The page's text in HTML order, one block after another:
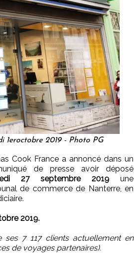
1eroctobre 2019 - Photo PG
Cook France a annoncé dans un
de presse avoir déposé
27 septembre 2019 une
de commerce de Nanterre, en
2019.
7 117 clients actuellement en
de voyages partenaires).